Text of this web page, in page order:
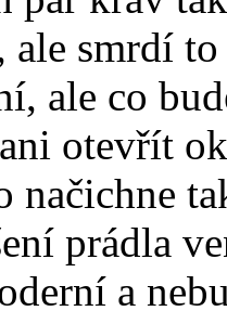
ale smrdí
ale co
otevřít
načichne
prádla
a